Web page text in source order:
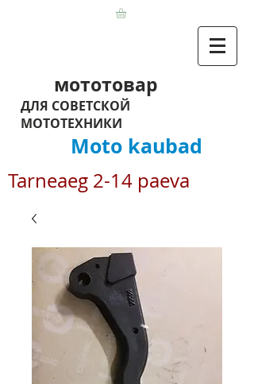
мототовар
ДЛЯ СОВЕТСКОЙ
МОТОТЕХНИКИ
Moto kaubad
Tarneaeg 2-14 paeva